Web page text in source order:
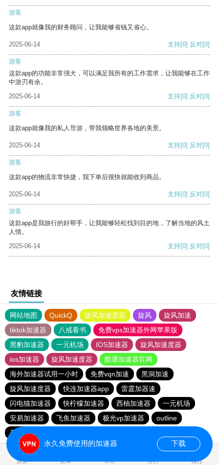
游客
这款app就像我的财务顾问，让我能够省钱又省心。
2025-06-14 支持[0] 反对[0]
游客
这款app的功能非常强大，可以满足我所有的工作需求，让我能够在工作
中游刃有余。
2025-06-14
支持[0] 反对[0]
游客
这款app就像我的私人导游，带我领略世界各地的美景。
2025-06-14 支持[0] 反对[0]
游客
这款app的物流非常快捷，我下单后很快就能收到商品。
2025-06-14 支持[0] 反对[0]
游客
这款app是我旅行的好帮手，让我能够轻松找到目的地，了解当地的风土
人情。
2025-06-14
支持[0] 反对[0]
友情链接
网站地图 QuickQ 旋风加速度器 旋风
旋风加速
tiktok加速器
八戒看书
免费vps加速器外网苹果版
黑豹加速器
一元机场 IOS加速器
旋风加速度器
ios加速器
旋风加速度器
酷通加速器官网
海外加速器试用一小时
免费vqn加速
黑洞加速
旋风加速度器
快连加速器app
雷霆加器速
闪电猫加速器
快柠檬加速器 西柚加速器
一元机场
安易加速器
飞鱼加速器 极光vp加速器
outline
暴雪vp永久免费加速器下载官网
首页 安卓 苹果 排行 推荐
永久免费使用的加速器 下载
0.038035s